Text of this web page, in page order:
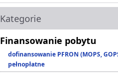
Kategorie
Finansowanie pobytu
dofinansowanie PFRON (MOPS,
pełnopłatne